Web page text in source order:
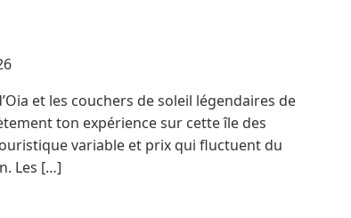
et les couchers de soleil légendaires de
ton expérience sur cette île des
variable et prix qui fluctuent du
Les […]